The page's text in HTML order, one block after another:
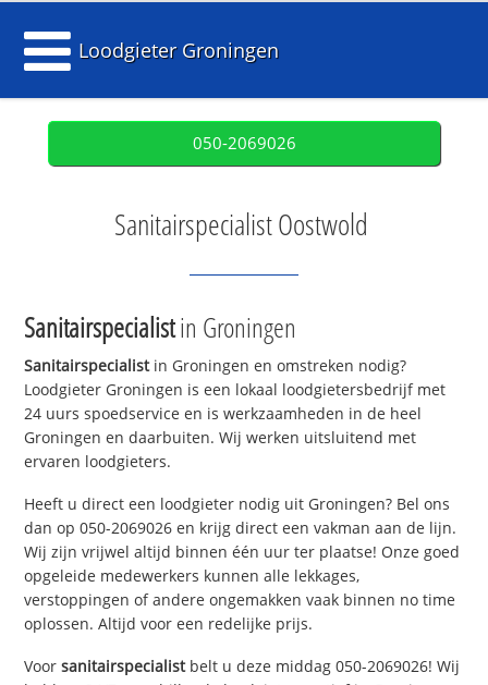
Loodgieter Groningen
050-2069026
Sanitairspecialist Oostwold
Sanitairspecialistin Groningen
Sanitairspecialistin Groningen en omstreken nodig?
Loodgieter Groningen is een lokaal loodgietersbedrijf met
24 uurs spoedservice en is werkzaamheden in de heel
Groningen en daarbuiten. Wij werken uitsluitend met
ervaren loodgieters.
Heeft u direct een loodgieter nodig uit Groningen? Bel ons
dan op 050-2069026 en krijg direct een vakman aan de lijn.
Wij zijn vrijwel altijd binnen één uur ter plaatse! Onze goed
opgeleide medewerkers kunnen alle lekkages,
verstoppingen of andere ongemakken vaak binnen no time
oplossen. Altijd voor een redelijke prijs.
Voorsanitairspecialistbelt u deze middag 050-2069026! Wij